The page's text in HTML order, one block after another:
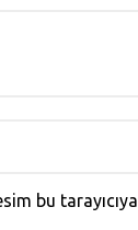
bu tarayıcıya